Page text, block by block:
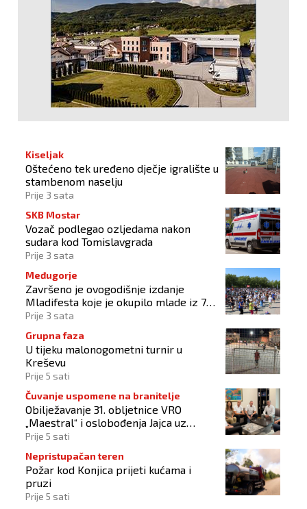
Kiseljak
Oštećeno tek uređeno dječje igralište u
stambenom naselju
Prije 3 sata
SKB Mostar
Vozač podlegao ozljedama nakon
sudara kod Tomislavgrada
Prije 3 sata
Međugorje
Završeno je ovogodišnje izdanje
Mladifesta koje je okupilo mlade iz 73
zemlje svijeta
Prije 3 sata
Grupna faza
U tijeku malonogometni turnir u
Kreševu
Prije 5 sati
Čuvanje uspomene na branitelje
Obilježavanje 31. obljetnice VRO
„Maestral“ i oslobođenja Jajca uz
pokroviteljstvo HNS-a BiH
Prije 5 sati
Nepristupačan teren
Požar kod Konjica prijeti kućama i
pruzi
Prije 5 sati